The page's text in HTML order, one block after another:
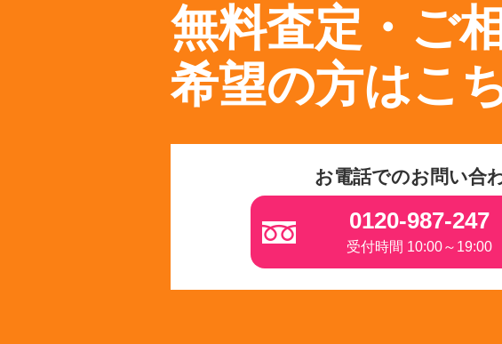
無料査定・ご
希望の方はこ
お電話でのお問い合
0120-987-247
受付時間 10:00～19:00